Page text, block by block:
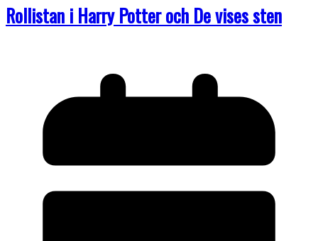
Rollistan i Harry Potter och De vises sten